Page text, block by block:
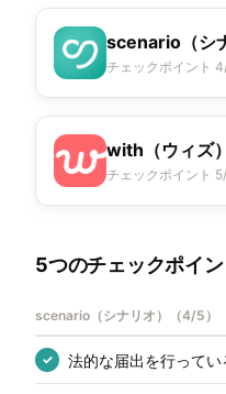
scenario（シ
チェックポイント
with（ウィズ）
チェックポイント
5つのチェックポイ
scenario（シナリオ） （4/5 ）
✓ 法的な届出を行ってい